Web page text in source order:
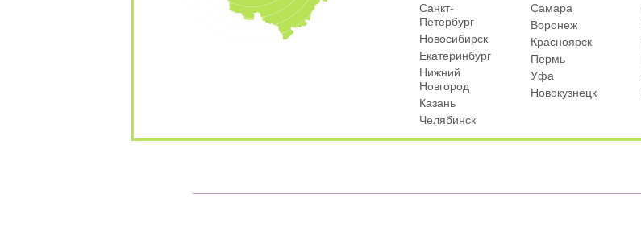
Санкт-
Петербург
Новосибирск
Екатеринбург
Нижний
Новгород
Казань
Челябинск
Самара
Воронеж
Красноярск
Пермь
Уфа
Новокузнецк